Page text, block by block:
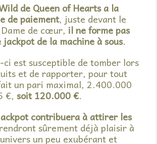
de Queen of Hearts a la
de paiement, juste devant le
de cœur, il ne forme pas
de la machine à sous.
est susceptible de tomber lors
et de rapporter, pour tout
un pari maximal, 2.400.000
€, soit 120.000 €.
contribuera à attirer les
sûrement déjà plaisir à
un peu exubérant et